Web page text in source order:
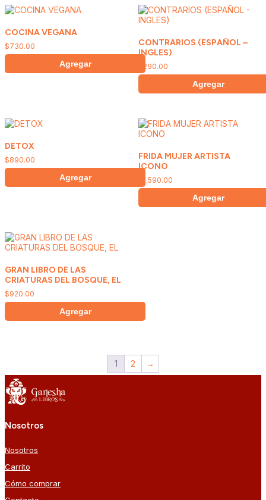
COCINA VEGANA
$730.00
Agregar
CONTRARIOS (ESPAÑOL –
INGLES)
290.00
Agregar
DETOX
$890.00
Agregar
FRIDA MUJER ARTISTA
ICONO
1,590.00
Agregar
GRAN LIBRO DE LAS
CRIATURAS DEL BOSQUE, EL
$920.00
Agregar
1 2 →
Nosotros
Nosotros
Carrito
Cómo comprar